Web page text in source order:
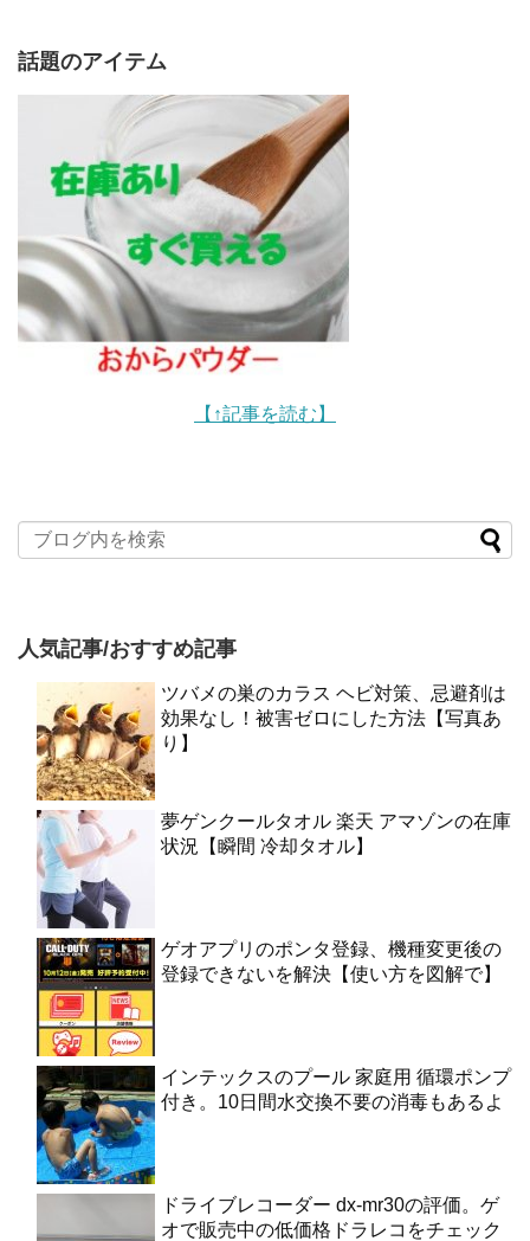
話題のアイテム
【↑記事を読む】
人気記事/おすすめ記事
ツバメの巣のカラス ヘビ対策、忌避剤は
効果なし！被害ゼロにした方法【写真あ
り】
夢ゲンクールタオル 楽天 アマゾンの在庫
状況【瞬間 冷却タオル】
ゲオアプリのポンタ登録、機種変更後の
登録できないを解決【使い方を図解で】
インテックスのプール 家庭用 循環ポンプ
付き。10日間水交換不要の消毒もあるよ
ドライブレコーダー dx-mr30の評価。ゲ
オで販売中の低価格ドラレコをチェック